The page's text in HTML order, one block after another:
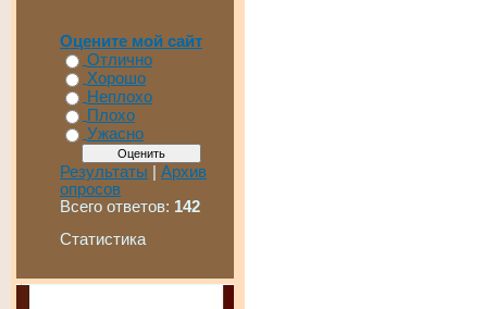
Оцените мой сайт
Отлично
Хорошо
Неплохо
Плохо
Ужасно
Результаты | Архив
опросов
Всего ответов: 142
Статистика